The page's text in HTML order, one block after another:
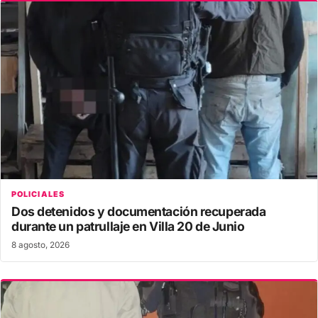
POLICIALES
Dos detenidos y documentación recuperada
durante un patrullaje en Villa 20 de Junio
8 agosto, 2026